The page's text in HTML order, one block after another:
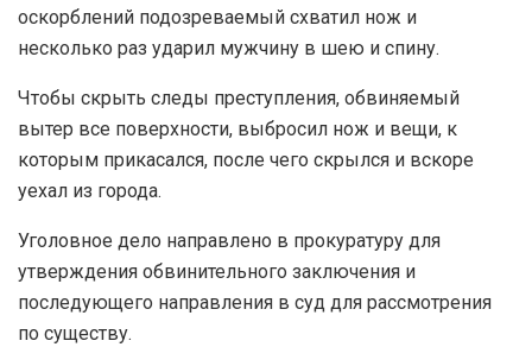
оскорблений подозреваемый схватил нож и
несколько раз ударил мужчину в шею и спину.
Чтобы скрыть следы преступления, обвиняемый
вытер все поверхности, выбросил нож и вещи, к
которым прикасался, после чего скрылся и вскоре
уехал из города.
Уголовное дело направлено в прокуратуру для
утверждения обвинительного заключения и
последующего направления в суд для рассмотрения
по существу.